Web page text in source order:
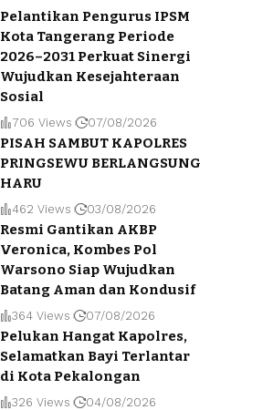
Pelantikan Pengurus IPSM
Kota Tangerang Periode
2026–2031 Perkuat Sinergi
Wujudkan Kesejahteraan
Sosial
706 Views 07/08/2026
PISAH SAMBUT KAPOLRES
PRINGSEWU BERLANGSUNG
HARU
462 Views 03/08/2026
Resmi Gantikan AKBP
Veronica, Kombes Pol
Warsono Siap Wujudkan
Batang Aman dan Kondusif
364 Views 07/08/2026
Pelukan Hangat Kapolres,
Selamatkan Bayi Terlantar
di Kota Pekalongan
326 Views 04/08/2026